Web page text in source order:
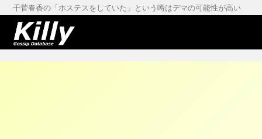
千菅春香の「ホステスをしていた」という噂はデマの可能性が高い